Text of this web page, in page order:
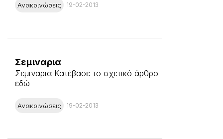
Ανακοινώσεις 19-02-2013
Σεμιναρια
Σεμιναρια Κατέβασε το σχετικό άρθρο
εδώ
Ανακοινώσεις 19-02-2013